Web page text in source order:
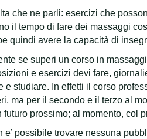
che ne parli: esercizi che
il tempo di fare dei massaggi
quindi avere la capacità di
se superi un corso in
e esercizi devi fare,
e studiare. In effetti il corso
ma per il secondo e il terzo al
futuro prossimo; al momento, col
e’ possibile trovare nessuna